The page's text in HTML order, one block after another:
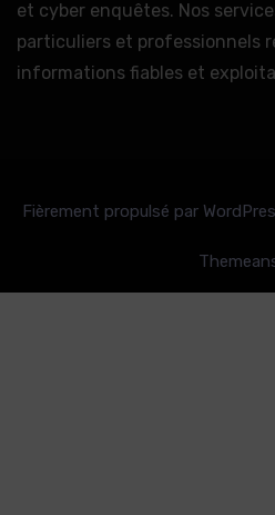
et cyber enquêtes. Nos
particuliers et professionnels
informations fiables et
Fièrement propulsé par